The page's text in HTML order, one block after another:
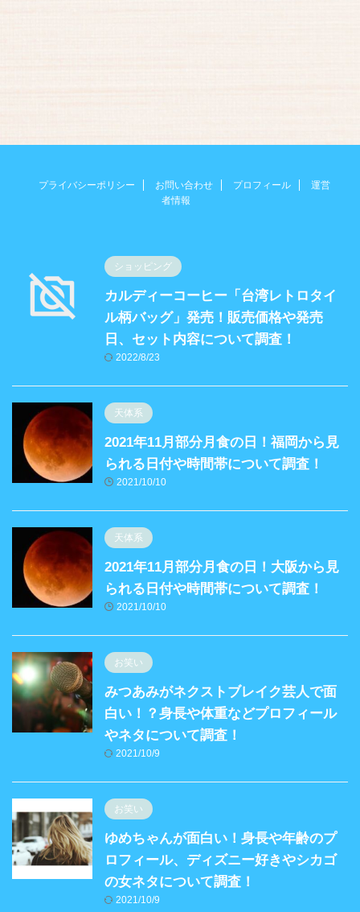
プライバシーポリシー お問い合わせ プロフィール
運営
者情報
ショッピング
カルディーコーヒー「台湾レトロタイ
ル柄バッグ」発売！販売価格や発売
日、セット内容について調査！
2022/8/23
天体系
2021年11月部分月食の日！福岡から見
られる日付や時間帯について調査！
2021/10/10
天体系
2021年11月部分月食の日！大阪から見
られる日付や時間帯について調査！
2021/10/10
お笑い
みつあみがネクストブレイク芸人で面
白い！？身長や体重などプロフィール
やネタについて調査！
2021/10/9
お笑い
ゆめちゃんが面白い！身長や年齢のプ
ロフィール、ディズニー好きやシカゴ
の女ネタについて調査！
2021/10/9